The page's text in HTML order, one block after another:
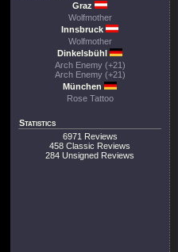
Graz
Wolfmother
Innsbruck
Wolfmother
Dinkelsbühl
Arch Enemy (+21)
Arch Enemy (+21)
München
Rose Tattoo
Statistics
6971 Reviews
458 Classic Reviews
284 Unsigned Reviews